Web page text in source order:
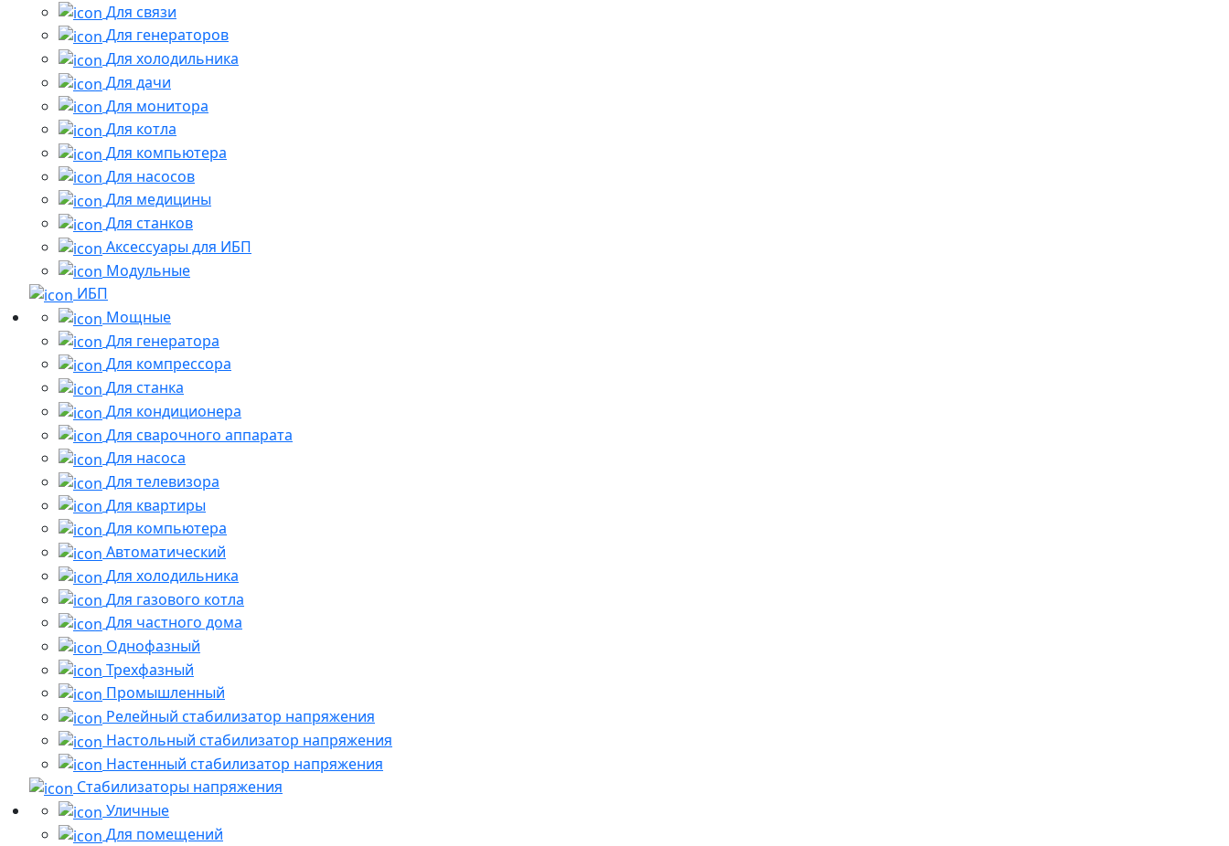
Для связи
Для генераторов
Для холодильника
Для дачи
Для монитора
Для котла
Для компьютера
Для насосов
Для медицины
Для станков
Аксессуары для ИБП
Модульные
ИБП
Мощные
Для генератора
Для компрессора
Для станка
Для кондиционера
Для сварочного аппарата
Для насоса
Для телевизора
Для квартиры
Для компьютера
Автоматический
Для холодильника
Для газового котла
Для частного дома
Однофазный
Трехфазный
Промышленный
Релейный стабилизатор напряжения
Настольный стабилизатор напряжения
Настенный стабилизатор напряжения
Стабилизаторы напряжения
Уличные
Для помещений